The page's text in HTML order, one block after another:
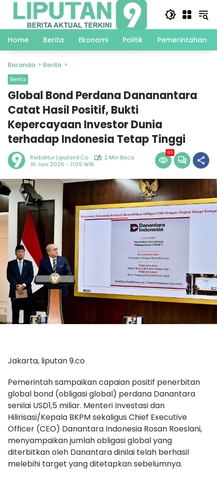
Langsung
Home
Berita Ekonomi Politik Pemerintahan
Beranda Berita
Berita
Global Bond Perdana Dananantara
Catat Hasil Positif, Bukti
Kepercayaan Investor Dunia
terhadap Indonesia Tetap Tinggi
Redaktur Liputan9.co
2 Min Baca
16 Juni 2026 - 11:05 WIB
63
Jakarta, liputan 9.co
Pemerintah sampaikan capaian positif penerbitan
global bond (obligasi global) perdana Danantara
senilai USD1,5 miliar. Menteri Investasi dan
Hilirisasi/Kepala BKPM sekaligus Chief Executive
Officer (CEO) Danantara Indonesia Rosan Roeslani,
menyampaikan jumlah obligasi global yang
diterbitkan oleh Danantara dinilai telah berhasil
melebihi target yang ditetapkan sebelumnya.